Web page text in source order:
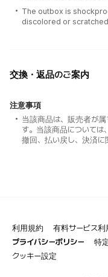
The outbox is
discolored or
交換・返品のご案内
注意事項
当該商品は、販売者が
す。当該商品について
撤回、払い戻し、決済に
利用規約 有料サービス利
プライバシーポリシー
特
クッキー設定